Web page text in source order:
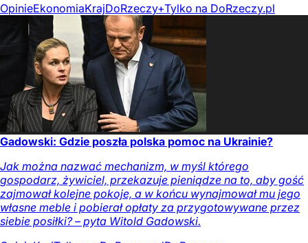
OpinieEkonomiaKrajDoRzeczy+Tylko na DoRzeczy.pl
Gadowski: Gdzie poszła polska pomoc na Ukrainie?
Jak można nazwać mechanizm, w myśl którego
gospodarz, żywiciel, przekazuje pieniądze na to, aby gość
zajmował kolejne pokoje, a w końcu wynajmował mu jego
własne meble i pobierał opłaty za przygotowywane przez
siebie posiłki? – pyta Witold Gadowski.